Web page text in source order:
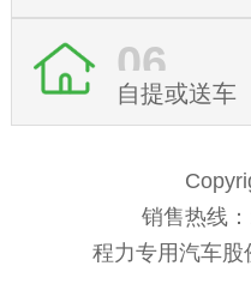
06
自提或送车
销售热线
程力专用汽车